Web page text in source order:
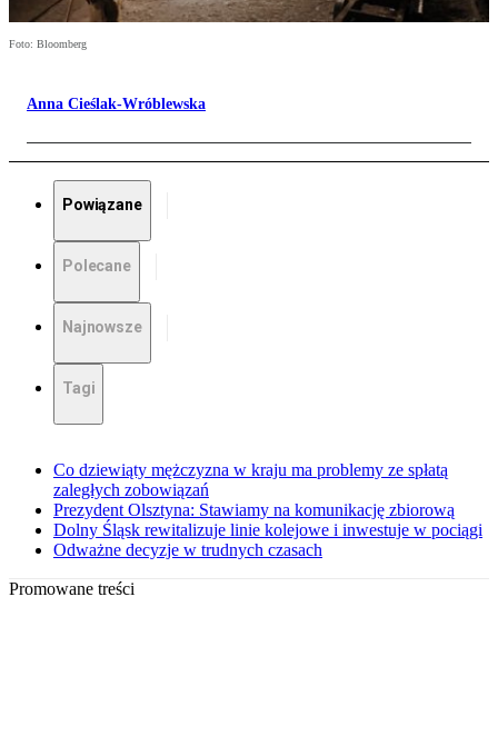
Foto: Bloomberg
Anna Cieślak-Wróblewska
Powiązane
Polecane
Najnowsze
Tagi
Co dziewiąty mężczyzna w kraju ma problemy ze spłatą
zaległych zobowiązań
Prezydent Olsztyna: Stawiamy na komunikację zbiorową
Dolny Śląsk rewitalizuje linie kolejowe i inwestuje w pociągi
Odważne decyzje w trudnych czasach
Promowane treści